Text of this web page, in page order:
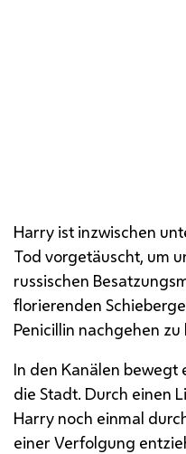
Harry ist inzwischen
Tod vorgetäuscht, um
russischen
florierenden
Penicillin nachgehen zu
In den Kanälen
die Stadt. Durch einen
Harry noch einmal
einer Verfolgung